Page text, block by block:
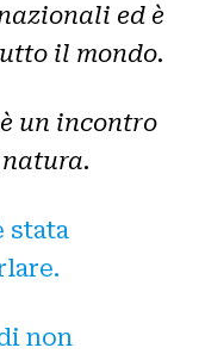
ed è
il mondo.
un incontro
stata
non